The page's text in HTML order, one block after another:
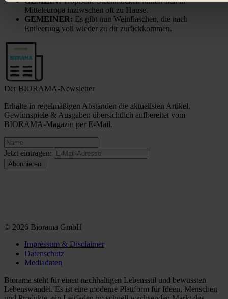
Mitteleuropa inziwschen oft zu Hause.
GEMEINER: Es gibt nun Weinflaschen, die nach
Entleerung voll wieder zu dir zurückkommen.
Der BIORAMA-Newsletter
Erhalte in regelmäßigen Abständen die aktuellsten Artikel,
Gewinnspiele & Ausgaben übersichtlich aufbereitet vom
BIORAMA-Magazin per E-Mail.
Jetzt eintragen:
© 2026 Biorama GmbH
Impressum & Disclaimer
Datenschutz
Mediadaten
Biorama steht für einen nachhaltigen Lebensstil und bewussten
Lebenswandel. Es ist eine moderne Plattform für Ideen, Menschen